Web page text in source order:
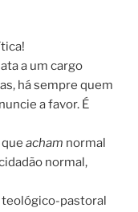
a um cargo
há sempre quem
a favor. É
acham normal
normal,
teológico-pastoral